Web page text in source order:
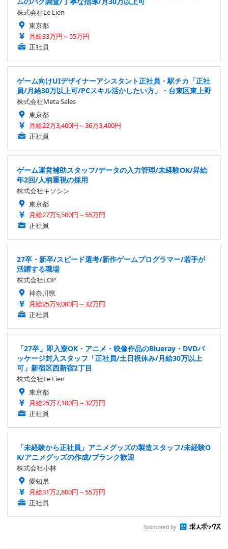
株式会社Le Lien
東京都
月給33万円～55万円
正社員
ゲーム向けUIデザイナーアシスタント正社員・駅チカ「正社
員/月給30万以上可/PCスキル活かしたい方」・台東区東上野
株式会社Meta Sales
東京都
月給22万3,400円～36万3,400円
正社員
ゲーム運営補助スタッフ/データの入力管理/未経験OK/昇給
年2回/人柄重視の採用
株式会社キソシン
東京都
月給27万5,500円～55万円
正社員
27卒・新卒/スピード選考/新作ゲームプログラマー/若手が
活躍する職場
株式会社LOP
神奈川県
月給25万9,000円～32万円
正社員
「27卒」即入寮OK・アニメ・映像作品のBlueray・DVDパ
ッケージ封入スタッフ「正社員/土日祝休み/月給30万以上
可」新宿区西新宿2丁目
株式会社Le Lien
東京都
月給25万7,100円～32万円
正社員
「未経験から正社員」アニメグッズの製造スタッフ/未経験O
K/アニメグッズの作成/ブランク歓迎
株式会社小林
愛知県
月給31万2,800円～55万円
正社員
Sponsored by